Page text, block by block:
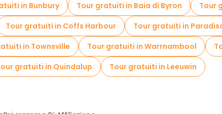
in Bunbury Tour gratuiti in Baia di Byron Tour
Tour gratuiti in Coffs Harbour Tour gratuiti in
in Townsville Tour gratuiti in Warrnambool
gratuiti in Quindalup Tour gratuiti in Leeuwin